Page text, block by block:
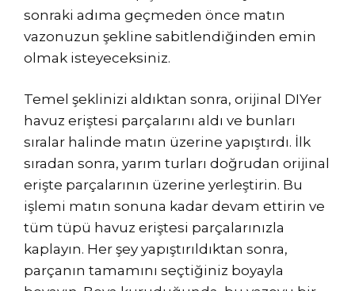
sonraki adıma geçmeden önce matın
vazonuzun şekline sabitlendiğinden emin
olmak isteyeceksiniz.
Temel şeklinizi aldıktan sonra, orijinal DIYer
havuz eriştesi parçalarını aldı ve bunları
sıralar halinde matın üzerine yapıştırdı. İlk
sıradan sonra, yarım turları doğrudan orijinal
erişte parçalarının üzerine yerleştirin. Bu
işlemi matın sonuna kadar devam ettirin ve
tüm tüpü havuz eriştesi parçalarınızla
kaplayın. Her şey yapıştırıldıktan sonra,
parçanın tamamını seçtiğiniz boyayla